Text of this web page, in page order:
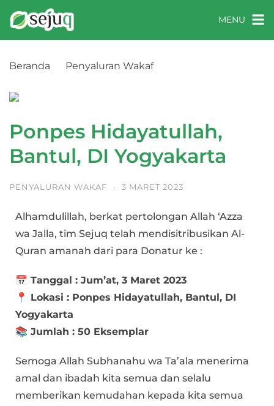
MENU
Beranda
Penyaluran Wakaf
Ponpes Hidayatullah,
Bantul, DI Yogyakarta
PENYALURAN WAKAF · 3 MARET 2023
Alhamdulillah, berkat pertolongan Allah ‘Azza
wa Jalla, tim Sejuq telah mendisitribusikan Al-
Quran amanah dari para Donatur ke :
📅 Tanggal : Jum’at, 3 Maret 2023
📍 Lokasi : Ponpes Hidayatullah, Bantul, DI
Yogyakarta
📚 Jumlah : 50 Eksemplar
Semoga Allah Subhanahu wa Ta’ala menerima
amal dan ibadah kita semua dan selalu
memberikan kemudahan kepada kita semua